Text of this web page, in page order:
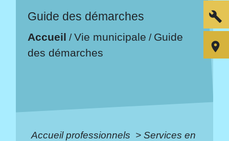
Guide des démarches
Accueil /Vie municipale / Guide
des démarches
Accueil professionnels > Services en
build
room